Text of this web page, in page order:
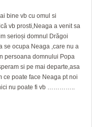
bine vb cu omul si
vb prosti,Neaga a venit sa
serioși domnul Drăgoi
se ocupa Neaga ,care nu a
persoana domnului Popa
si pe mai departe,asa
ce poate face Neaga pt noi
nici nu poate fi vb …………..